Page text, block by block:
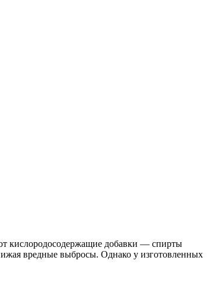
кислородосодержащие добавки — спирты
вредные выбросы. Однако у изготовленных